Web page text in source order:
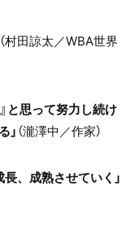
（村田諒太／WBA世界
と思って努力し続け
」 （瀧澤中／作家）
、成熟させていく」